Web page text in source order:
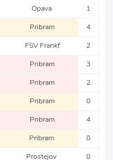
Opava 1
Pribram 4
FSV Frankf 2
Pribram 3
Pribram 2
Pribram 0
Pribram 4
Pribram 0
Prostejov 0